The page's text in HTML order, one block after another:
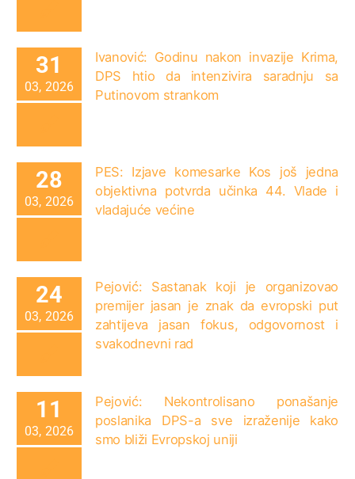
31
03, 2026
Ivanović: Godinu nakon invazije Krima,
DPS htio da intenzivira saradnju sa
Putinovom strankom
28
03, 2026
PES: Izjave komesarke Kos još jedna
objektivna potvrda učinka 44. Vlade i
vladajuće većine
24
03, 2026
Pejović: Sastanak koji je organizovao
premijer jasan je znak da evropski put
zahtijeva jasan fokus, odgovornost i
svakodnevni rad
11
03, 2026
Pejović: Nekontrolisano ponašanje
poslanika DPS-a sve izraženije kako
smo bliži Evropskoj uniji